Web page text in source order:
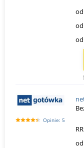
od
od
od
Opinie: 5
od